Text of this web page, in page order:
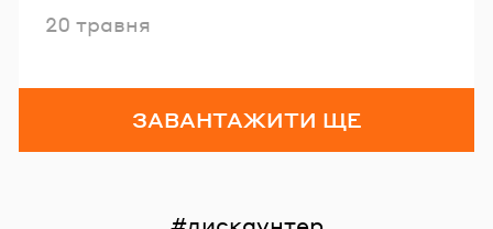
Опубліковано
20 травня
ЗАВАНТАЖИТИ ЩЕ